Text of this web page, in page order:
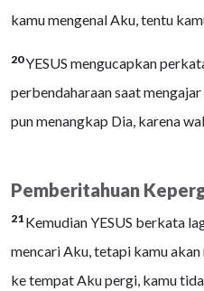
kamu mengenal Aku, tentu
20YESUS mengucapkan
perbendaharaan saat
pun menangkap Dia, karena
Pemberitahuan
21 Kemudian YESUS berkata
mencari Aku, tetapi kamu
ke tempat Aku pergi, kamu